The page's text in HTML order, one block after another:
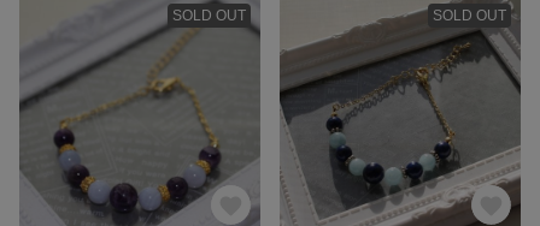
SOLD OUT SOLD OUT